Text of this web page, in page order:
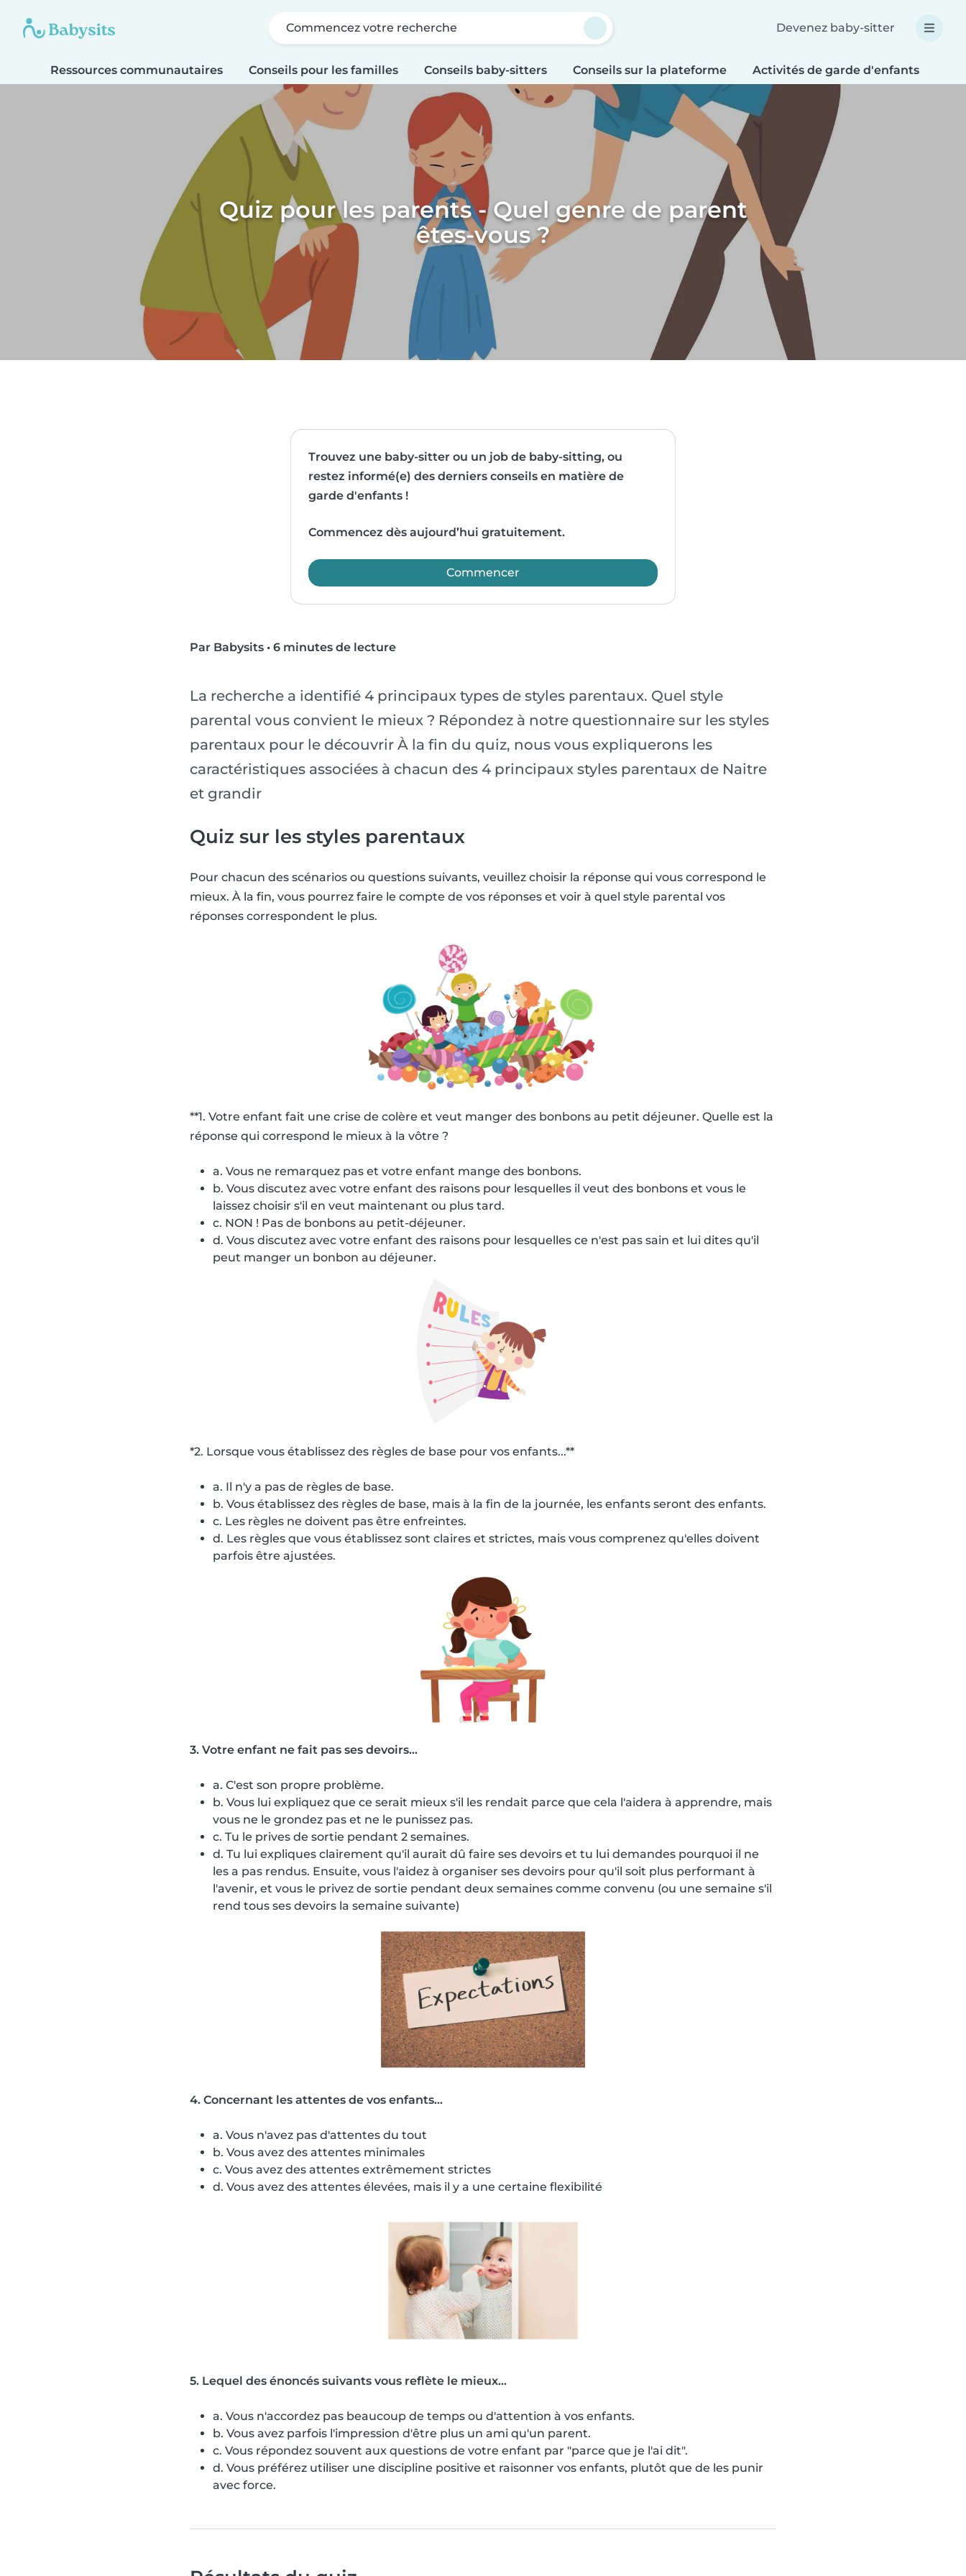
Commencez votre recherche Devenez baby-sitter
Ressources communautaires Conseils pour les familles Conseils baby-sitters Conseils sur la plateforme Activités de garde d'enfants
Quiz pour les parents - Quel genre de parent
êtes-vous ?
Trouvez une baby-sitter ou un job de baby-sitting, ou
restez informé(e) des derniers conseils en matière de
garde d'enfants !
Commencez dès aujourd’hui gratuitement.
Commencer
Par Babysits • 6 minutes de lecture
La recherche a identifié 4 principaux types de styles parentaux. Quel style
parental vous convient le mieux ? Répondez à notre questionnaire sur les styles
parentaux pour le découvrir À la fin du quiz, nous vous expliquerons les
caractéristiques associées à chacun des 4 principaux styles parentaux de Naitre
et grandir
Quiz sur les styles parentaux
Pour chacun des scénarios ou questions suivants, veuillez choisir la réponse qui vous correspond le
mieux. À la fin, vous pourrez faire le compte de vos réponses et voir à quel style parental vos
réponses correspondent le plus.
**1. Votre enfant fait une crise de colère et veut manger des bonbons au petit déjeuner. Quelle est la
réponse qui correspond le mieux à la vôtre ?
a. Vous ne remarquez pas et votre enfant mange des bonbons.
b. Vous discutez avec votre enfant des raisons pour lesquelles il veut des bonbons et vous le
laissez choisir s'il en veut maintenant ou plus tard.
c. NON ! Pas de bonbons au petit-déjeuner.
d. Vous discutez avec votre enfant des raisons pour lesquelles ce n'est pas sain et lui dites qu'il
peut manger un bonbon au déjeuner.
*2. Lorsque vous établissez des règles de base pour vos enfants...**
a. Il n'y a pas de règles de base.
b. Vous établissez des règles de base, mais à la fin de la journée, les enfants seront des enfants.
c. Les règles ne doivent pas être enfreintes.
d. Les règles que vous établissez sont claires et strictes, mais vous comprenez qu'elles doivent
parfois être ajustées.
3. Votre enfant ne fait pas ses devoirs...
a. C'est son propre problème.
b. Vous lui expliquez que ce serait mieux s'il les rendait parce que cela l'aidera à apprendre, mais
vous ne le grondez pas et ne le punissez pas.
c. Tu le prives de sortie pendant 2 semaines.
d. Tu lui expliques clairement qu'il aurait dû faire ses devoirs et tu lui demandes pourquoi il ne
les a pas rendus. Ensuite, vous l'aidez à organiser ses devoirs pour qu'il soit plus performant à
l'avenir, et vous le privez de sortie pendant deux semaines comme convenu (ou une semaine s'il
rend tous ses devoirs la semaine suivante)
4. Concernant les attentes de vos enfants...
a. Vous n'avez pas d'attentes du tout
b. Vous avez des attentes minimales
c. Vous avez des attentes extrêmement strictes
d. Vous avez des attentes élevées, mais il y a une certaine flexibilité
5. Lequel des énoncés suivants vous reflète le mieux...
a. Vous n'accordez pas beaucoup de temps ou d'attention à vos enfants.
b. Vous avez parfois l'impression d'être plus un ami qu'un parent.
c. Vous répondez souvent aux questions de votre enfant par "parce que je l'ai dit".
d. Vous préférez utiliser une discipline positive et raisonner vos enfants, plutôt que de les punir
avec force.